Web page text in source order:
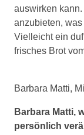
auswirken
anzubieten,
Vielleicht ein
frisches Brot
Barbara Matti,
Barbara Matti,
persönlich